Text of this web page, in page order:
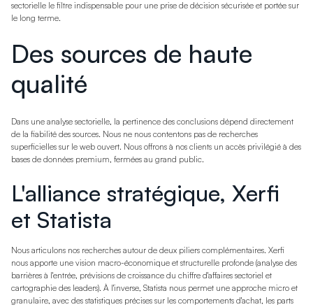
sectorielle le filtre indispensable pour une prise de décision sécurisée et portée sur
le long terme.
Des sources de haute
qualité
Dans une analyse sectorielle, la pertinence des conclusions dépend directement
de la fiabilité des sources. Nous ne nous contentons pas de recherches
superficielles sur le web ouvert. Nous offrons à nos clients un accès privilégié à des
bases de données premium, fermées au grand public.
L'alliance stratégique, Xerfi
et Statista
Nous articulons nos recherches autour de deux piliers complémentaires. Xerfi
nous apporte une vision macro-économique et structurelle profonde (analyse des
barrières à l'entrée, prévisions de croissance du chiffre d'affaires sectoriel et
cartographie des leaders). À l'inverse, Statista nous permet une approche micro et
granulaire, avec des statistiques précises sur les comportements d'achat, les parts